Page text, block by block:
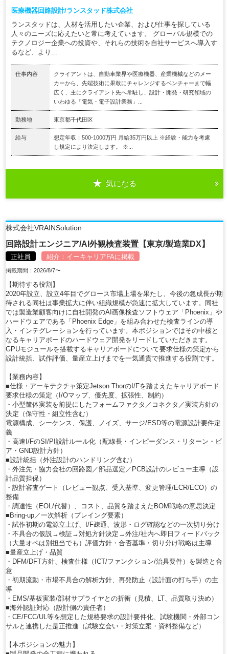
医療機器回路設計/ランスタッド株式会社
ランスタッドは、人材を活用したい企業、および仕事を探している
人々のニーズに応えたいと常に考えています。 グローバル規模での
テクノロジー企業への投資や、それらの技術を自社サービスへ導入す
るなど、より...
仕事内容
クライアントは、自動車業界や医療機器、産業機械などのメー
カーから、先端技術に果敢にチャレンジするベンチャーまで幅
広く、主にクライアント先へ常駐し、設計・開発・研究領域の
いわゆる「電気・電子設計業務」...
勤務地 東京都千代田区
給与
想定年収：500-1000万円 月給35万円以上 ※経験・能力を考慮
し規定により決定します。 ※...
気になる
株式会社VRAINSolution
回路設計エンジニア/AI外観検査装置【東京/製造業DX】
正社員 紹介： イーキャリアFAに掲載
掲載期間：2026/8/7〜
【期待する役割】
2020年設立、設立4年目でグロース市場上場を果たし、今後の急成長が期
待される同社は事業拡大に伴い組織規模が急速に拡大しています。同社
では製造業顧客向けに自社開発のAI画像検査ソフトウェア「Phoenix」や
ハードウェアである「Phoenix Edge」を組み合わせた検査ラインの導
入・インテグレーションを行っています。本ポジションではその中核と
なるキャリアボードのハードウェア開発をリードしていただきます。
GPUモジュールを搭載するキャリアボードについて要求仕様の策定から
設計統括、試作評価、量産立上げまでを一気通貫で推進する役割です。
【業務内容】
■仕様・アーキテクチャ策定Jetson ThorのI/Fを踏まえたキャリアボード
要求仕様の策定（I/Oマップ、優先度、拡張性、制約）
・小型筐体実装を前提にしたフォームファクタ／コネクタ／実装方針の
決定（保守性・組立性含む）
電源構成、シーケンス、保護、ノイズ、サージ/ESD等の電源設計要件定
義
・高速I/FのSI/PI設計ルール化（配線長・インピーダンス・リターン・ビ
ア・GND設計方針）
■設計統括（外注設計のハンドリング含む）
・外注先・協力会社の回路図／部品選定／PCB設計のレビュー主導（設
計品質担保）
・設計審査ゲート（レビュー観点、受入基準、変更管理/ECR/ECO）の
整備
・調達性（EOL/代替）、コスト、品質を踏まえたBOM戦略の意思決定
■Bring-up／一次解析（プレイング要素）
・試作初期の電源立上げ、I/F疎通、波形・ログ確認などの一次切り分け
・不具合の仮説→検証→対処方針決定→外注/社内へ即日フィードバック
（大量オペは別担当でも）評価方針・合否基準・切り分け戦略は主導
■量産立上げ・品質
・DFM/DFT方針、検査仕様（ICT/ファンクション/治具要件）を製造と合
意
・初期流動・市場不具合の解析方針、再発防止（設計面の打ち手）の主
導
・EMS/基板実装/部材サプライヤとの折衝（見積、LT、品質取り決め）
■海外認証対応（設計側の責任者）
・CE/FCC/UL等を想定した規格要求の設計要件化、試験機関・外部コン
サルと連携した是正推進（試験立会い・対策立案・資料整備など）
【本ポジションの魅力】